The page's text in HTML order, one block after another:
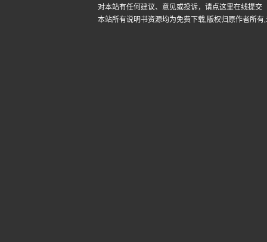
对本站有任何建议、意见或投诉， 请点这里在线提交
本站所有说明书资源均为免费下载,版权归原作者所